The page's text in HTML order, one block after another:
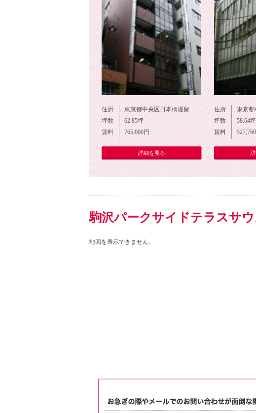
住所
東京都中央区日本橋堀留...
坪数
62.85坪
賃料
765,000円
詳細を見る
住所
東京都
坪数
58.64坪
賃料
527,760
駒沢パークサイドテラスサウ
地図を表示できません。